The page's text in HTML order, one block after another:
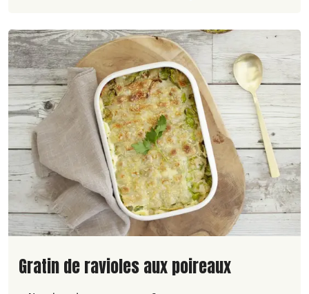
Lire la suite de la recette
Gratin de ravioles aux poireaux